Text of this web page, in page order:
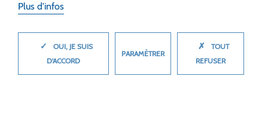
RELAIS DE LA FLAMME
OLYMPIQUE, GUISE, 17
JUILLET 2024
Plus d'infos
✓
OUI, JE SUIS
D'ACCORD
PARAMÈTRER
✗
TOUT
REFUSER
MASQUER